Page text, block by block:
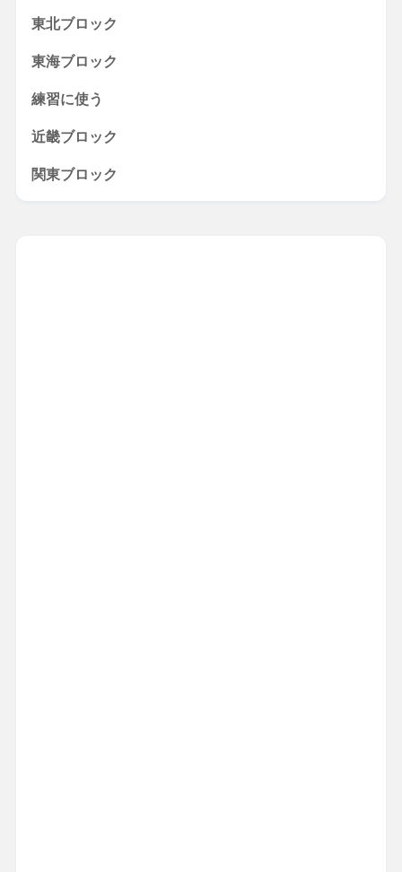
東北ブロック
東海ブロック
練習に使う
近畿ブロック
関東ブロック